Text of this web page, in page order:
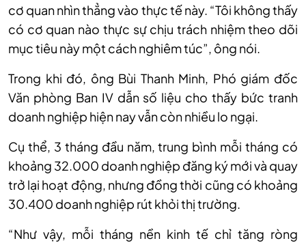
cơ quan nhìn thẳng vào thực tế này. “Tôi không thấy
có cơ quan nào thực sự chịu trách nhiệm theo dõi
mục tiêu này một cách nghiêm túc”, ông nói.
Trong khi đó, ông Bùi Thanh Minh, Phó giám đốc
Văn phòng Ban IV dẫn số liệu cho thấy bức tranh
doanh nghiệp hiện nay vẫn còn nhiều lo ngại.
Cụ thể, 3 tháng đầu năm, trung bình mỗi tháng có
khoảng 32.000 doanh nghiệp đăng ký mới và quay
trở lại hoạt động, nhưng đồng thời cũng có khoảng
30.400 doanh nghiệp rút khỏi thị trường.
“Như vậy, mỗi tháng nền kinh tế chỉ tăng ròng